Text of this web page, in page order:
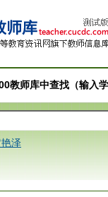
教师库中查找（输入
泽